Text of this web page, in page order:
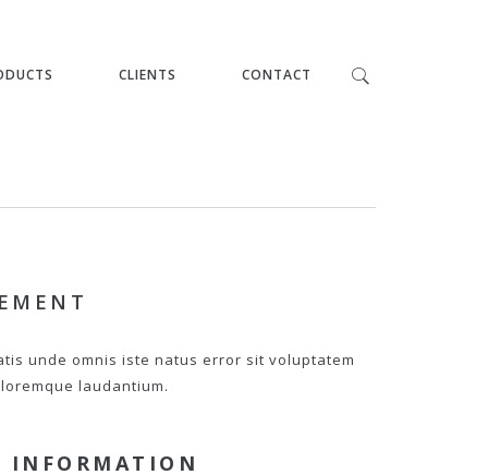
CLIENTS CONTACT
unde omnis iste natus error sit voluptatem
laudantium.
INFORMATION